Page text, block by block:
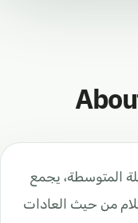
المتوسطة، يجمع
من حيث العادات